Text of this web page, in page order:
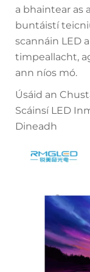
a bhaintear as
buntáistí
scannáin LED
timpeallacht,
ann níos mó.
Úsáid an
Scáinsí LED
Dineadh